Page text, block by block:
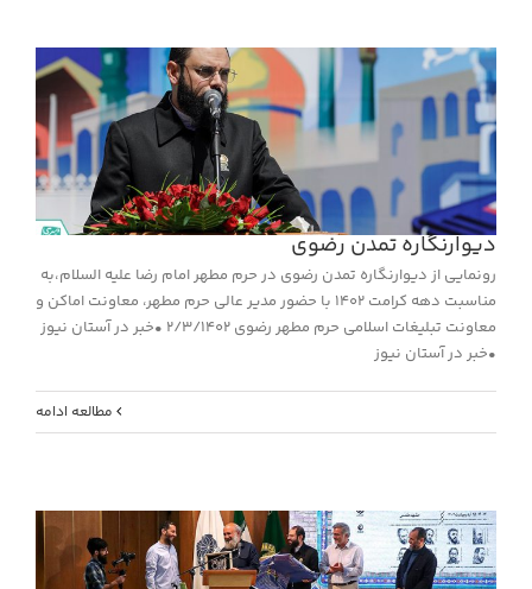
دیوارنگاره تمدن رضوی
رونمایی از دیوارنگاره تمدن رضوی در حرم مطهر امام رضا علیه السلام،‌به
مناسبت دهه کرامت 1402 با حضور مدیر عالی حرم مطهر، معاونت اماکن و
معاونت تبلیغات اسلامی حرم مطهر رضوی 2/3/1402 •خبر در آستان نیوز
•خبر در آستان نیوز
مطالعه ادامه